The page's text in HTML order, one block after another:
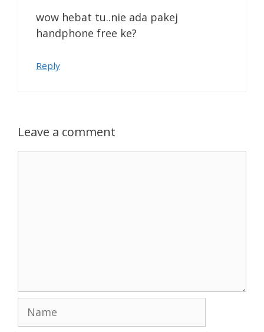
wow hebat tu..nie ada pakej
handphone free ke?
Reply
Leave a comment
Name